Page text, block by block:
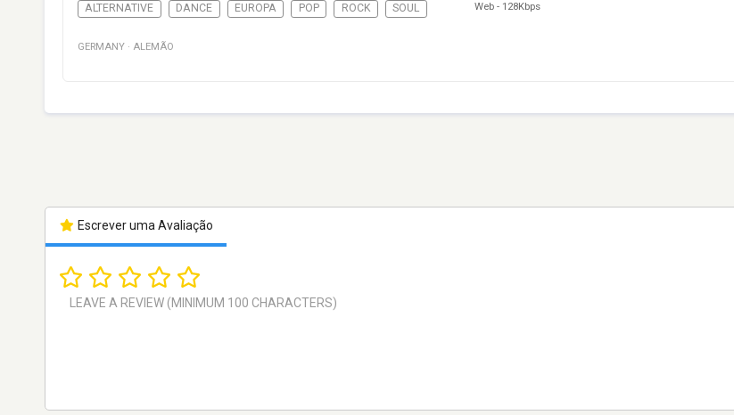
ALTERNATIVE DANCE EUROPA POP ROCK SOUL Web - 128Kbps
GERMANY · ALEMÃO
Escrever uma Avaliação